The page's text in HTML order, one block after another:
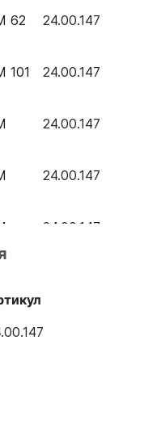
62
24.00.147
101
24.00.147
24.00.147
24.00.147
24.00.147